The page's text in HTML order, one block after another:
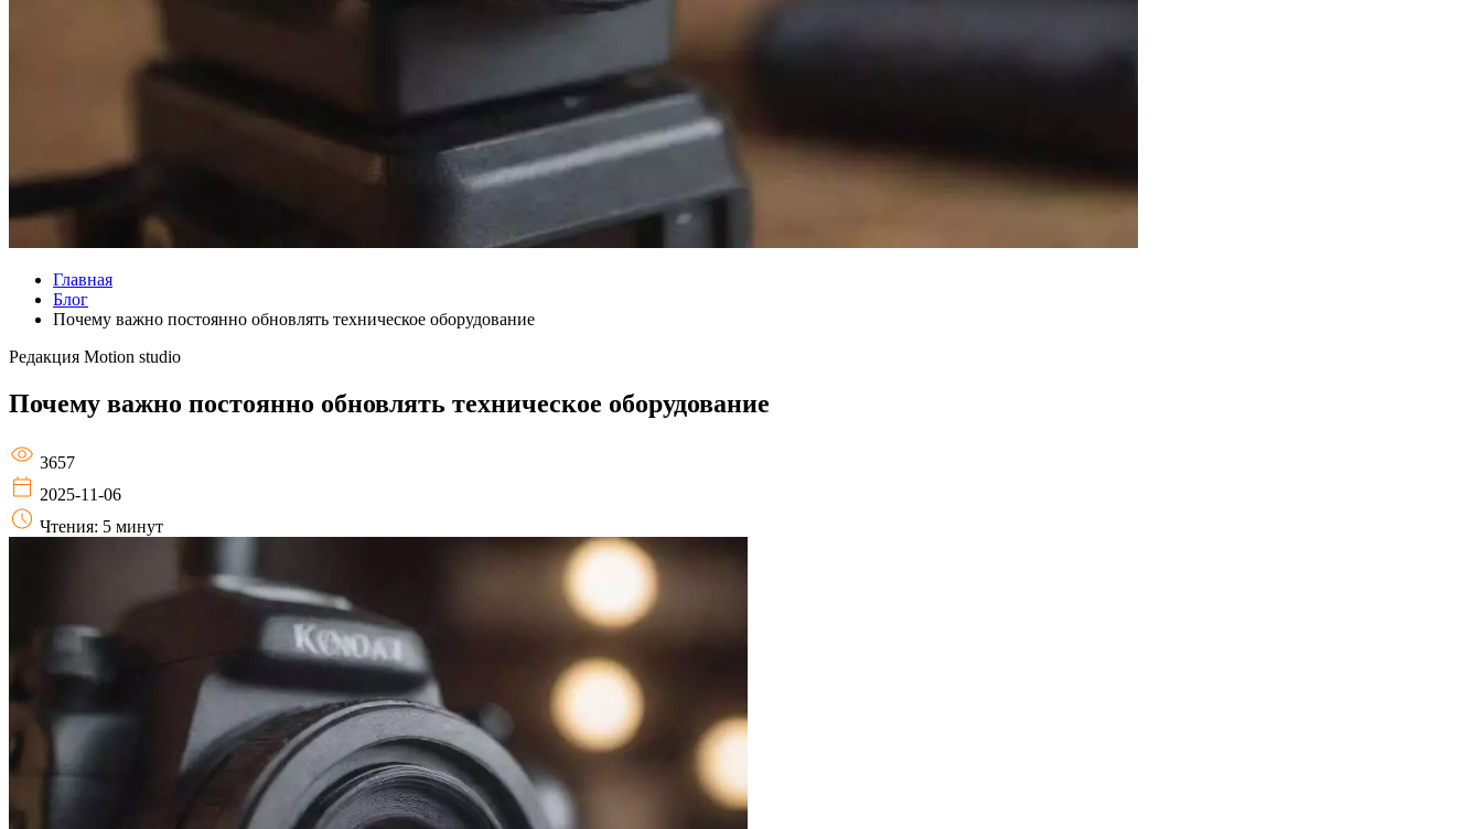
Главная
Блог
Почему важно постоянно обновлять техническое оборудование
Редакция Motion studio
Почему важно постоянно обновлять техническое оборудование
3657
2025-11-06
Чтения: 5 минут